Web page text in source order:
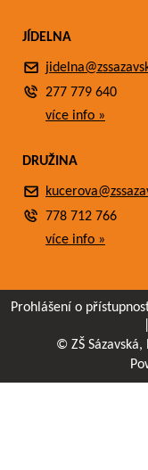
JÍDELNA
277 779 640
více info »
DRUŽINA
778 712 766
více info »
Prohlášení o
© ZŠ